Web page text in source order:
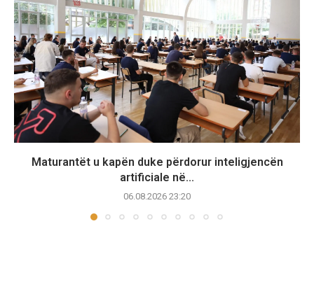
Maturantët u kapën duke përdorur inteligjencën
artificiale në...
06.08.2026 23:20